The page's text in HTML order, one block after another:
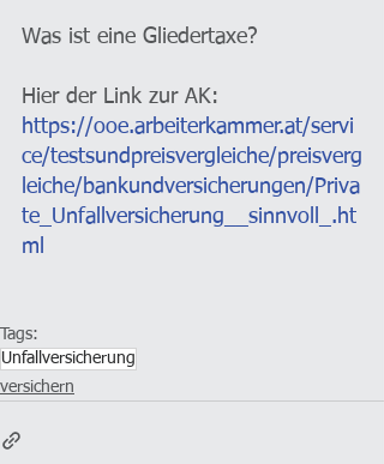
Was ist eine Glieder­taxe?
Hier der Link zur AK:
https://ooe.arbeiterkammer.at/servi
ce/testsundpreisvergleiche/preisverg
leiche/bankundversicherungen/Priva
te_Unfallversicherung__sinnvoll_.ht
ml
Tags:
Unfallversicherung
versichern